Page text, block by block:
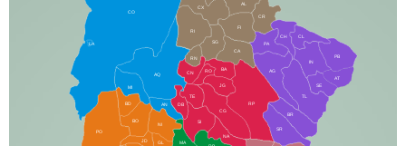
CO
AQ
MI
AN
CX
RI
AL
CR
FI
SG
BA
CA
PA
CH CL
PB
SE
TL
AG
BR
SR
RP
RO
JG
CG
SI
NA
MA
BD
BO
NI
JD
PO
DB
TE
IN
RN
CN
GL
AT
LA